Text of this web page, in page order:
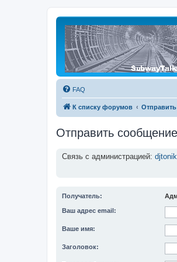
FAQ
К списку форумов
Отправить
Связь с администрацией:
Получатель:
Ваш адрес email:
Ваше имя:
Заголовок: